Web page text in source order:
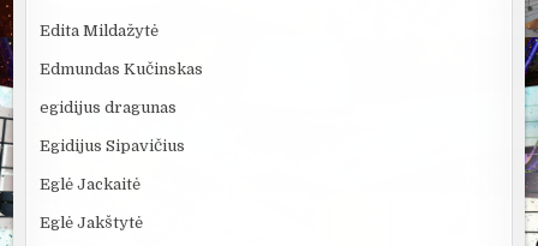
Edita Mildažytė
Edmundas Kučinskas
egidijus dragunas
Egidijus Sipavičius
Eglė Jackaitė
Eglė Jakštytė